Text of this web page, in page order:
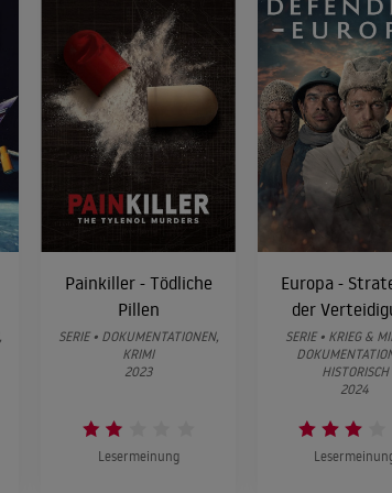
in Morbi 2022 bis zur Gebäudetragödie in Savar 2013:
bricht, folgt die Katastrophe: die zehn schlimmsten
Motorsport
Freizeitparks
Painkiller - Tödliche
Pillen
SERIE • DOKUMENTATIONEN,
KRIMI
2023
Lesermeinung
Europa -
der
SERIE • KRIEG &
HISTORISCH
2024